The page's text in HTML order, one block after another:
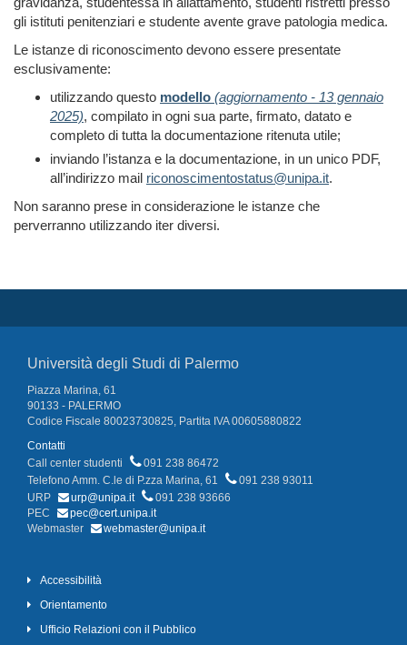
gli istituti penitenziari e studente avente grave patologia medica.
Le istanze di riconoscimento devono essere presentate
esclusivamente:
utilizzando questo modello (aggiornamento - 13 gennaio
2025), compilato in ogni sua parte, firmato, datato e
completo di tutta la documentazione ritenuta utile;
inviando l’istanza e la documentazione, in un unico PDF,
all’indirizzo mail riconoscimentostatus@unipa.it.
Non saranno prese in considerazione le istanze che
perverranno utilizzando iter diversi.
Università degli Studi di Palermo
Piazza Marina, 61
90133 - PALERMO
Codice Fiscale 80023730825, Partita IVA 00605880822
Contatti
Call center studenti
091 238 86472
Telefono Amm. C.le di P.zza Marina, 61
091 238 93011
URP
urp@unipa.it
091 238 93666
PEC
pec@cert.unipa.it
Webmaster
webmaster@unipa.it
Accessibilità
Orientamento
Ufficio Relazioni con il Pubblico